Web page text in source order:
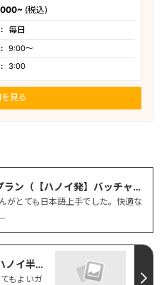
(税込)
毎日
9:00〜
3:00
見る
混乗車プラン（【ハノイ発】バッチャン陶器村＆世界遺産ハロン湾 ★高速利用★）
がとても日本語上手でした。快適な
混乗車プラン（【ハノイ発】ハノイ半日市内観光 <午前>）
もよいガ